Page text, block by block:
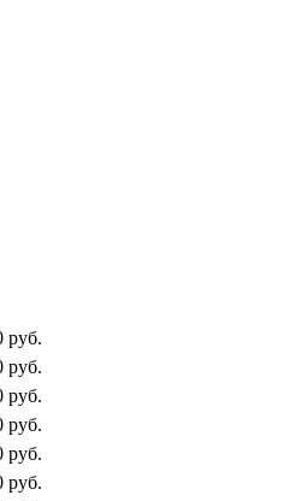
руб.
руб.
руб.
руб.
руб.
руб.